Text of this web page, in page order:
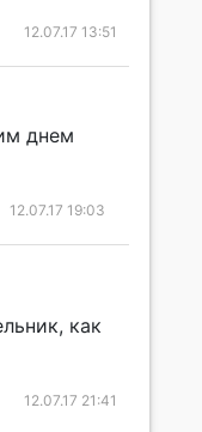
12.07.17 13:51
днем
12.07.17 19:03
как
12.07.17 21:41